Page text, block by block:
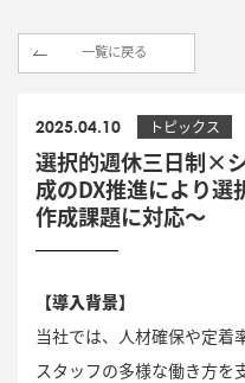
一覧に戻る
2025.04.10 トピックス
選択的週休三日制×
成のDX推進により選
作成課題に対応～
【導入背景】
当社では、人材確保や定着
スタッフの多様な働き方を